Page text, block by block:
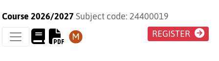
Course 2026/2027 Subject code: 24400019
REGISTER